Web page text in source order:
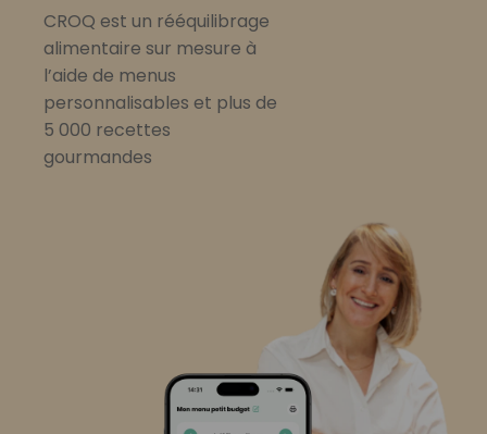
CROQ est un rééquilibrage
alimentaire sur mesure à
l’aide de menus
personnalisables et plus de
5 000 recettes
gourmandes